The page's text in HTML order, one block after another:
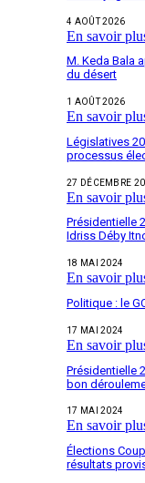
4 AOÛT 2026
En savoir
M. Keda Bala
du désert
1 AOÛT 2026
En savoir
Législatives
processus
27 DÉCEMBRE
En savoir
Présidentielle
Idriss Déby
18 MAI 2024
En savoir
Politique : le
17 MAI 2024
En savoir
Présidentielle
bon
17 MAI 2024
En savoir
Élections
résultats